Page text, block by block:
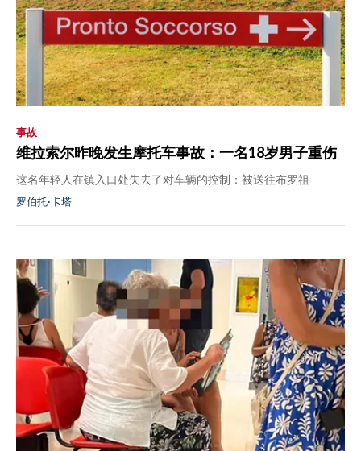
事故
维拉索尔昨晚发生摩托车事故：一名18岁男子重伤
这名年轻人在镇入口处失去了对车辆的控制：被送往布罗祖
罗伯托·卡塔